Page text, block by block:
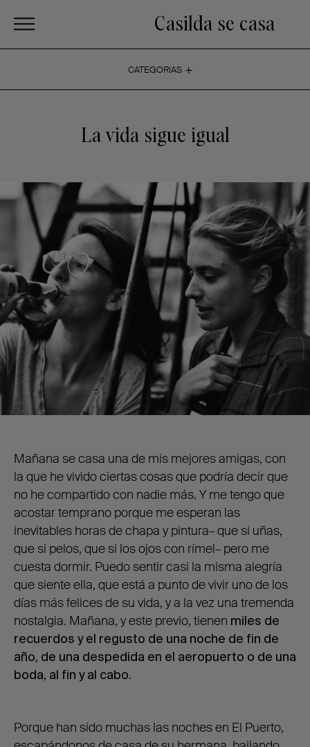
Casilda se casa
CATEGORIAS +
La vida sigue igual
Mañana se casa una de mis mejores amigas, con
la que he vivido ciertas cosas que podría decir que
no he compartido con nadie más. Y me tengo que
acostar temprano porque me esperan las
inevitables horas de chapa y pintura– que si uñas,
que si pelos, que si los ojos con rímel– pero me
cuesta dormir. Puedo sentir casi la misma alegría
que siente ella, que está a punto de vivir uno de los
días más felices de su vida, y a la vez una tremenda
nostalgia. Mañana, y este previo, tienen miles de
recuerdos y el regusto de una noche de fin de
año, de una despedida en el aeropuerto o de una
boda, al fin y al cabo.
Porque han sido muchas las noches en El Puerto,